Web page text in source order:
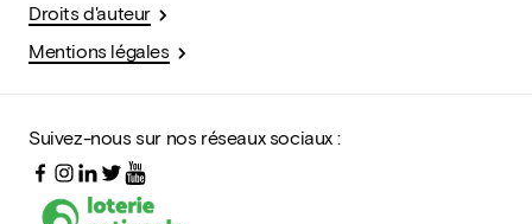
Droits d'auteur
Mentions légales
Suivez-nous sur nos réseaux sociaux :